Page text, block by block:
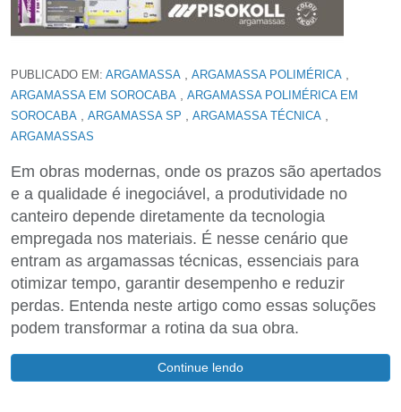
PUBLICADO EM: ARGAMASSA ARGAMASSA POLIMÉRICA
ARGAMASSA EM SOROCABA
ARGAMASSA POLIMÉRICA EM
SOROCABA
ARGAMASSA SP ARGAMASSA TÉCNICA
ARGAMASSAS
Em obras modernas, onde os prazos são apertados
e a qualidade é inegociável, a produtividade no
canteiro depende diretamente da tecnologia
empregada nos materiais. É nesse cenário que
entram as argamassas técnicas, essenciais para
otimizar tempo, garantir desempenho e reduzir
perdas. Entenda neste artigo como essas soluções
podem transformar a rotina da sua obra.
Continue lendo